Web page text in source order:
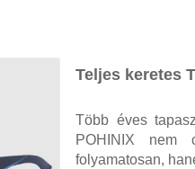
Teljes keretes
Több éves
POHINIX nem
folyamatosan,